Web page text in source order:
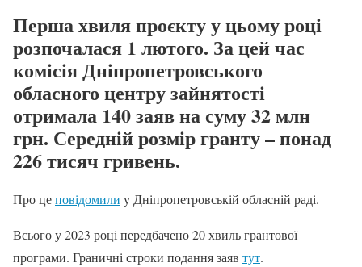
Перша хвиля проєкту у цьому році
розпочалася 1 лютого. За цей час
комісія Дніпропетровського
обласного центру зайнятості
отримала 140 заяв на суму 32 млн
грн. Середній розмір гранту – понад
226 тисяч гривень.
Про цеповідомили у Дніпропетровській обласній раді.
Всього у 2023 році передбачено 20 хвиль грантової
програми. Граничні строки подання заяв тут.